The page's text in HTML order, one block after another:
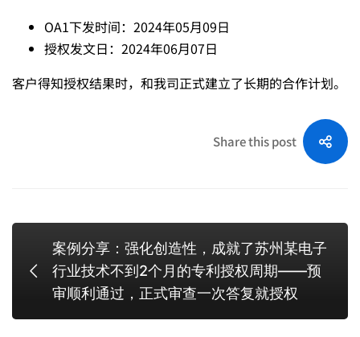
复
就
OA1下发时间：2024年05月09日
授权发文日：2024年06月07日
客户得知授权结果时，和我司正式建立了长期的合作计划。
Share this post
案例分享：强化创造性，成就了苏州某电子
行业技术不到2个月的专利授权周期——预
审顺利通过，正式审查一次答复就授权